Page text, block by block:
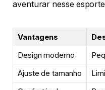
aventurar nesse
Vantagens
Design moderno
Ajuste de tamanho